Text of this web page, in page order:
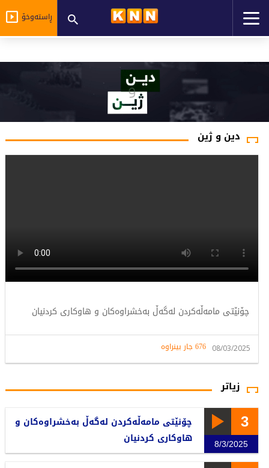
ڕاستەوخۆ
دین و ژین
چۆنێتی مامەڵەکردن لەگەڵ بەخشراوەکان و هاوکاری کردنیان
08/03/2025 676 جار بینراوە
زیاتر
3
8/3/2025
چۆنێتی مامەڵەکردن لەگەڵ بەخشراوەکان و
هاوکاری کردنیان